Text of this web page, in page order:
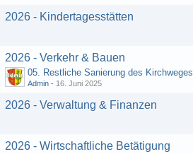
2026 - Kindertagesstätten
2026 - Verkehr & Bauen
05. Restliche Sanierung des Kirchweges
Admin - 16. Juni 2025
2026 - Verwaltung & Finanzen
2026 - Wirtschaftliche Betätigung